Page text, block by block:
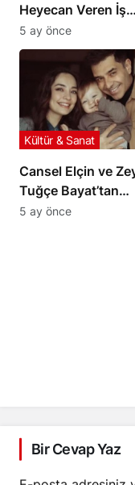
Heyecan Veren İş
Birlikleri ve Yeni
Çalışmalar
5 ay önce
Cansel Elçin ve
Tuğçe Bayat’tan
Oğulları Atlas’a Özel
Kültür & Sanat
5 ay önce
Bir Cevap Yaz